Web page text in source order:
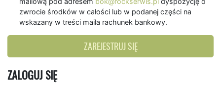
zwrocie środków w całości lub w podanej części na
wskazany w treści maila rachunek bankowy.
ZAREJESTRUJ SIĘ
ZALOGUJ SIĘ